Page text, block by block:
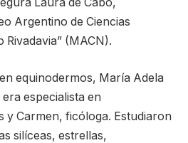
Argentino de Ciencias
Rivadavia” (MACN).
equinodermos, María Adela
especialista en
y Carmen, ficóloga. Estudiaron
silíceas, estrellas,